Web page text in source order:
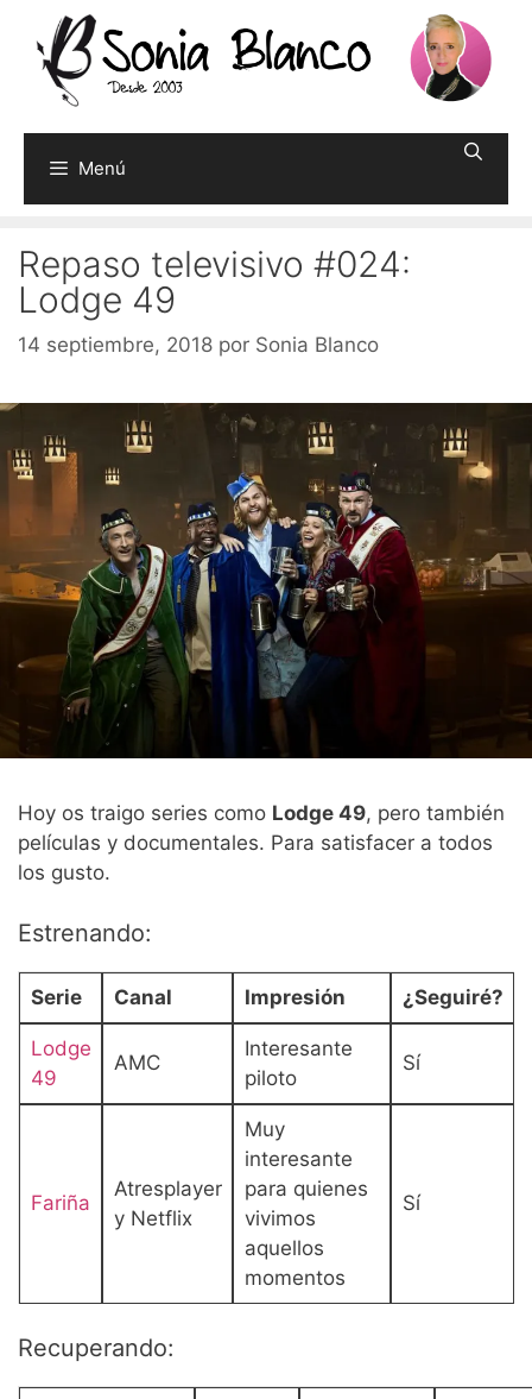
contenido
Menú
Repaso televisivo #024:
Lodge 49
14 septiembre, 2018 por Sonia Blanco
Hoy os traigo series como Lodge 49, pero también
películas y documentales. Para satisfacer a todos
los gusto.
Estrenando:
Serie Canal Impresión ¿Seguiré?
Lodge
49
AMC
Interesante
piloto
Sí
Fariña
Atresplayer
y Netflix
Muy
interesante
para quienes
vivimos
aquellos
momentos
Sí
Recuperando: